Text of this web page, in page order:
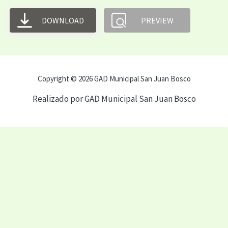
DOWNLOAD PREVIEW
Copyright © 2026 GAD Municipal San Juan Bosco
Realizado por GAD Municipal San Juan Bosco